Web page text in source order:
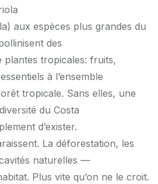
aux espèces plus grandes du
des
plantes tropicales: fruits,
à l’ensemble
tropicale. Sans elles, une
du Costa
d’exister.
La déforestation, les
naturelles —
Plus vite qu’on ne le croit.